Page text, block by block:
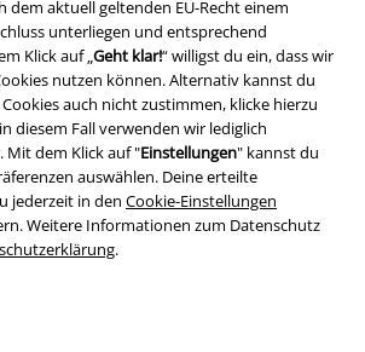
dem aktuell geltenden EU-Recht einem
unterliegen und entsprechend
Klick auf „Geht klar!“ willigst du ein, dass wir
nutzen können. Alternativ kannst du
auch nicht zustimmen, klicke hierzu
diesem Fall verwenden wir lediglich
Mit dem Klick auf "Einstellungen" kannst du
auswählen. Deine erteilte
jederzeit in den Cookie-Einstellungen
Weitere Informationen zum Datenschutz
.